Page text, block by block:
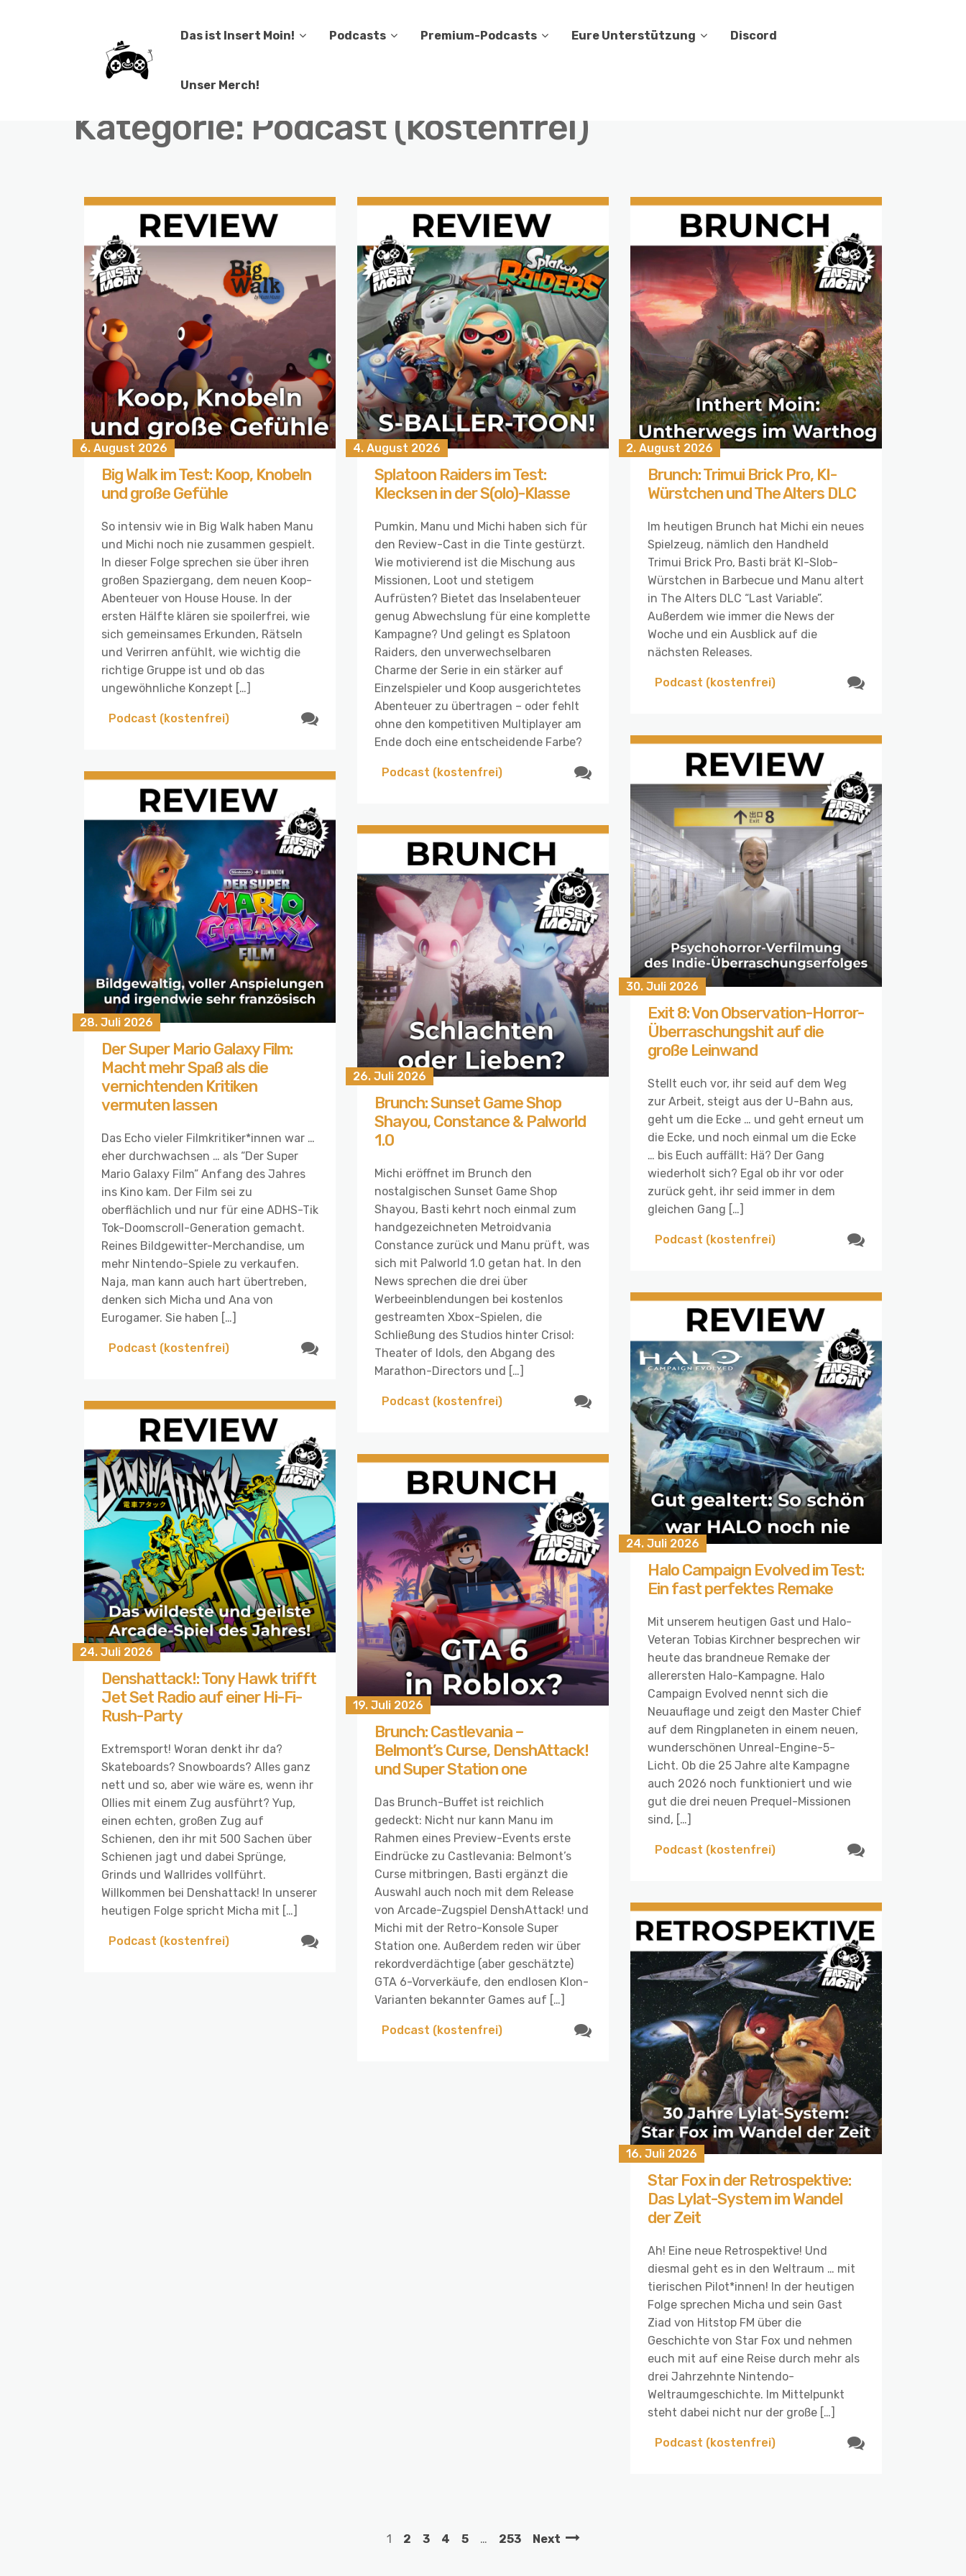
Das ist Insert Moin! Podcasts Premium-Podcasts Eure Unterstützung Discord
Unser Merch!
Kategorie: Podcast (kostenfrei)
6. August 2026
Big Walk im Test: Koop, Knobeln
und große Gefühle
So intensiv wie in Big Walk haben Manu
und Michi noch nie zusammen gespielt.
In dieser Folge sprechen sie über ihren
großen Spaziergang, dem neuen Koop-
Abenteuer von House House. In der
ersten Hälfte klären sie spoilerfrei, wie
sich gemeinsames Erkunden, Rätseln
und Verirren anfühlt, wie wichtig die
richtige Gruppe ist und ob das
ungewöhnliche Konzept […]
Podcast (kostenfrei)
4. August 2026
Splatoon Raiders im Test:
Klecksen in der S(olo)-Klasse
Pumkin, Manu und Michi haben sich für
den Review-Cast in die Tinte gestürzt.
Wie motivierend ist die Mischung aus
Missionen, Loot und stetigem
Aufrüsten? Bietet das Inselabenteuer
genug Abwechslung für eine komplette
Kampagne? Und gelingt es Splatoon
Raiders, den unverwechselbaren
Charme der Serie in ein stärker auf
Einzelspieler und Koop ausgerichtetes
Abenteuer zu übertragen – oder fehlt
ohne den kompetitiven Multiplayer am
Ende doch eine entscheidende Farbe?
Podcast (kostenfrei)
2. August 2026
Brunch: Trimui Brick Pro, KI-
Würstchen und The Alters DLC
Im heutigen Brunch hat Michi ein neues
Spielzeug, nämlich den Handheld
Trimui Brick Pro, Basti brät KI-Slob-
Würstchen in Barbecue und Manu altert
in The Alters DLC “Last Variable”.
Außerdem wie immer die News der
Woche und ein Ausblick auf die
nächsten Releases.
Podcast (kostenfrei)
30. Juli 2026
Exit 8: Von Observation-Horror-
Überraschungshit auf die
große Leinwand
Stellt euch vor, ihr seid auf dem Weg
zur Arbeit, steigt aus der U-Bahn aus,
geht um die Ecke … und geht erneut um
die Ecke, und noch einmal um die Ecke
… bis Euch auffällt: Hä? Der Gang
wiederholt sich? Egal ob ihr vor oder
zurück geht, ihr seid immer in dem
gleichen Gang […]
Podcast (kostenfrei)
28. Juli 2026
Der Super Mario Galaxy Film:
Macht mehr Spaß als die
vernichtenden Kritiken
vermuten lassen
Das Echo vieler Filmkritiker*innen war …
eher durchwachsen … als “Der Super
Mario Galaxy Film” Anfang des Jahres
ins Kino kam. Der Film sei zu
oberflächlich und nur für eine ADHS-Tik
Tok-Doomscroll-Generation gemacht.
Reines Bildgewitter-Merchandise, um
mehr Nintendo-Spiele zu verkaufen.
Naja, man kann auch hart übertreben,
denken sich Micha und Ana von
Eurogamer. Sie haben […]
Podcast (kostenfrei)
26. Juli 2026
Brunch: Sunset Game Shop
Shayou, Constance & Palworld
1.0
Michi eröffnet im Brunch den
nostalgischen Sunset Game Shop
Shayou, Basti kehrt noch einmal zum
handgezeichneten Metroidvania
Constance zurück und Manu prüft, was
sich mit Palworld 1.0 getan hat. In den
News sprechen die drei über
Werbeeinblendungen bei kostenlos
gestreamten Xbox-Spielen, die
Schließung des Studios hinter Crisol:
Theater of Idols, den Abgang des
Marathon-Directors und […]
Podcast (kostenfrei)
24. Juli 2026
Halo Campaign Evolved im Test:
Ein fast perfektes Remake
Mit unserem heutigen Gast und Halo-
Veteran Tobias Kirchner besprechen wir
heute das brandneue Remake der
allerersten Halo-Kampagne. Halo
Campaign Evolved nennt sich die
Neuauflage und zeigt den Master Chief
auf dem Ringplaneten in einem neuen,
wunderschönen Unreal-Engine-5-
Licht. Ob die 25 Jahre alte Kampagne
auch 2026 noch funktioniert und wie
gut die drei neuen Prequel-Missionen
sind, […]
Podcast (kostenfrei)
24. Juli 2026
Denshattack!: Tony Hawk trifft
Jet Set Radio auf einer Hi-Fi-
Rush-Party
Extremsport! Woran denkt ihr da?
Skateboards? Snowboards? Alles ganz
nett und so, aber wie wäre es, wenn ihr
Ollies mit einem Zug ausführt? Yup,
einen echten, großen Zug auf
Schienen, den ihr mit 500 Sachen über
Schienen jagt und dabei Sprünge,
Grinds und Wallrides vollführt.
Willkommen bei Denshattack! In unserer
heutigen Folge spricht Micha mit […]
Podcast (kostenfrei)
19. Juli 2026
Brunch: Castlevania –
Belmont’s Curse, DenshAttack!
und Super Station one
Das Brunch-Buffet ist reichlich
gedeckt: Nicht nur kann Manu im
Rahmen eines Preview-Events erste
Eindrücke zu Castlevania: Belmont’s
Curse mitbringen, Basti ergänzt die
Auswahl auch noch mit dem Release
von Arcade-Zugspiel DenshAttack! und
Michi mit der Retro-Konsole Super
Station one. Außerdem reden wir über
rekordverdächtige (aber geschätzte)
GTA 6-Vorverkäufe, den endlosen Klon-
Varianten bekannter Games auf […]
Podcast (kostenfrei)
16. Juli 2026
Star Fox in der Retrospektive:
Das Lylat-System im Wandel
der Zeit
Ah! Eine neue Retrospektive! Und
diesmal geht es in den Weltraum … mit
tierischen Pilot*innen! In der heutigen
Folge sprechen Micha und sein Gast
Ziad von Hitstop FM über die
Geschichte von Star Fox und nehmen
euch mit auf eine Reise durch mehr als
drei Jahrzehnte Nintendo-
Weltraumgeschichte. Im Mittelpunkt
steht dabei nicht nur der große […]
Podcast (kostenfrei)
1 2 3 4 5 … 253 Next